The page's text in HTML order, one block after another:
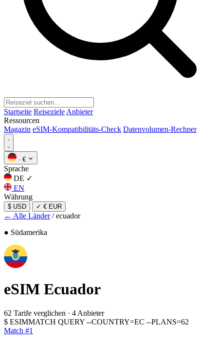
Startseite Reiseziele Anbieter
Ressourcen
Magazin eSIM-Kompatibilitäts-Check Datenvolumen-Rechner
· €
Sprache
DE ✓
EN
Währung
$ USD ✓ € EUR
← Alle Länder / ecuador
● Südamerika
eSIM Ecuador
62 Tarife verglichen · 4 Anbieter
$ ESIMMATCH QUERY --COUNTRY=EC --PLANS=62
Match #1